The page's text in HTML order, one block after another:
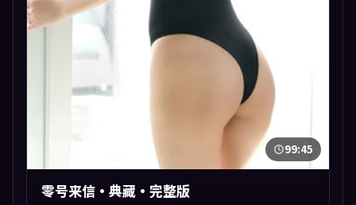
99:45
零号来信·典藏·完整版